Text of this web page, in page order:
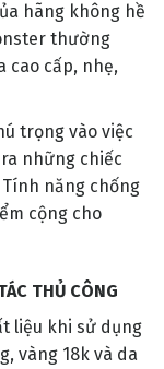
hãng không hề
thường
cao cấp, nhẹ,
trọng vào việc
những chiếc
năng chống
cộng cho
THỦ CÔNG
liệu khi sử dụng
vàng 18k và da